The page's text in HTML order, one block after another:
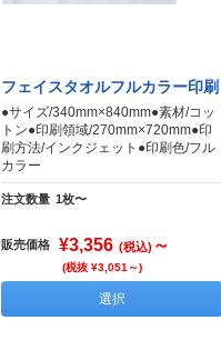
フェイスタオルフルカラー印刷
●サイズ/340mm×840mm●素材/コッ
トン●印刷領域/270mm×720mm●印
刷方法/インクジェット●印刷色/フル
カラー
注文数量 1枚〜
販売価格 ¥3,356 (税込) ～
(税抜 ¥3,051～)
選択